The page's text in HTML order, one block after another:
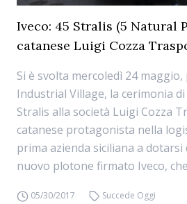
Iveco: 45 Stralis (5 Natural
catanese Luigi Cozza
Si è svolta mercoledì 24 maggio,
Industrial Village, la cerimonia
Stralis alla società Luigi Cozza
catanese protagonista nella
prima azienda siciliana a dotarsi
nuovo plotone firmato Iveco,
05/30/2017 Succede Oggi